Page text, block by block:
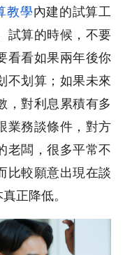
教學內建的試算工
試算的時候，不要
看看如果兩年後你
不划算；如果未來
，對利息累積有多
業務談條件，對方
老闆，很多平常不
比較願意出現在談
正降低。